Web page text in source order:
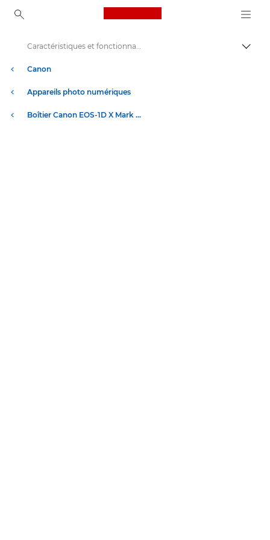
Canon Logo, back to
Canon
Appareils photo numériques
Boîtier Canon EOS-1D X Mark III - Appareils photo
Caractéristiques et fonctionnalités - EOS-1D X Mark III